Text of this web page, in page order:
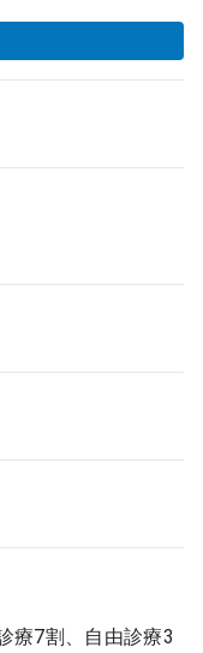
療7割、自由診療3